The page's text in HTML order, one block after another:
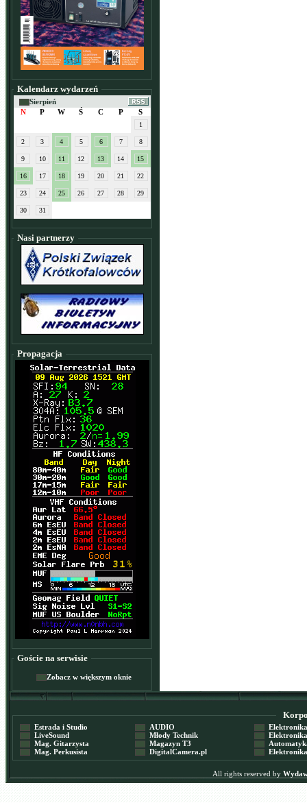
Kalendarz wydarzeń
Sierpień
N
P W Ś C P S
1
2 3 4 5 6 7 8
9 10 11 12 13 14 15
16 17 18 19 20 21 22
23 24 25 26 27 28 29
30 31
Nasi partnerzy
Propagacja
Goście na serwisie
Zobacz w większym oknie
Estrada i Studio
LiveSound
Mag. Gitarzysta
Mag. Perkusista
AUDIO
Młody Technik
Magazyn T3
DigitalCamera.pl
Elektronika
Elektronika
Automatyka
Elektronika
All rights reserved by